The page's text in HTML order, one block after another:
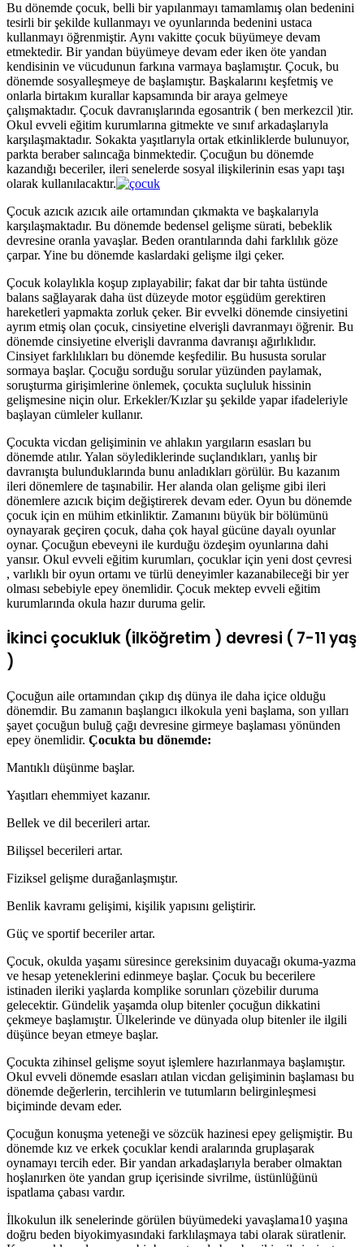
Bu dönemde çocuk, belli bir yapılanmayı tamamlamış olan bedenini
tesirli bir şekilde kullanmayı ve oyunlarında bedenini ustaca
kullanmayı öğrenmiştir. Aynı vakitte çocuk büyümeye devam
etmektedir. Bir yandan büyümeye devam eder iken öte yandan
kendisinin ve vücudunun farkına varmaya başlamıştır. Çocuk, bu
dönemde sosyalleşmeye de başlamıştır. Başkalarını keşfetmiş ve
onlarla birtakım kurallar kapsamında bir araya gelmeye
çalışmaktadır. Çocuk davranışlarında egosantrik ( ben merkezcil )tir.
Okul evveli eğitim kurumlarına gitmekte ve sınıf arkadaşlarıyla
karşılaşmaktadır. Sokakta yaşıtlarıyla ortak etkinliklerde bulunuyor,
parkta beraber salıncağa binmektedir. Çocuğun bu dönemde
kazandığı beceriler, ileri senelerde sosyal ilişkilerinin esas yapı taşı
olarak kullanılacaktır.
Çocuk azıcık azıcık aile ortamından çıkmakta ve başkalarıyla
karşılaşmaktadır. Bu dönemde bedensel gelişme sürati, bebeklik
devresine oranla yavaşlar. Beden orantılarında dahi farklılık göze
çarpar. Yine bu dönemde kaslardaki gelişme ilgi çeker.
Çocuk kolaylıkla koşup zıplayabilir; fakat dar bir tahta üstünde
balans sağlayarak daha üst düzeyde motor eşgüdüm gerektiren
hareketleri yapmakta zorluk çeker. Bir evvelki dönemde cinsiyetini
ayrım etmiş olan çocuk, cinsiyetine elverişli davranmayı öğrenir. Bu
dönemde cinsiyetine elverişli davranma davranışı ağırlıklıdır.
Cinsiyet farklılıkları bu dönemde keşfedilir. Bu hususta sorular
sormaya başlar. Çocuğu sorduğu sorular yüzünden paylamak,
soruşturma girişimlerine önlemek, çocukta suçluluk hissinin
gelişmesine niçin olur. Erkekler/Kızlar şu şekilde yapar ifadeleriyle
başlayan cümleler kullanır.
Çocukta vicdan gelişiminin ve ahlakın yargıların esasları bu
dönemde atılır. Yalan söylediklerinde suçlandıkları, yanlış bir
davranışta bulunduklarında bunu anladıkları görülür. Bu kazanım
ileri dönemlere de taşınabilir. Her alanda olan gelişme gibi ileri
dönemlere azıcık biçim değiştirerek devam eder. Oyun bu dönemde
çocuk için en mühim etkinliktir. Zamanını büyük bir bölümünü
oynayarak geçiren çocuk, daha çok hayal gücüne dayalı oyunlar
oynar. Çocuğun ebeveyni ile kurduğu özdeşim oyunlarına dahi
yansır. Okul evveli eğitim kurumları, çocuklar için yeni dost çevresi
, varlıklı bir oyun ortamı ve türlü deneyimler kazanabileceği bir yer
olması sebebiyle epey önemlidir. Çocuk mektep evveli eğitim
kurumlarında okula hazır duruma gelir.
İkinci çocukluk (ilköğretim ) devresi ( 7-11 yaş
)
Çocuğun aile ortamından çıkıp dış dünya ile daha içice olduğu
dönemdir. Bu zamanın başlangıcı ilkokula yeni başlama, son yılları
şayet çocuğun buluğ çağı devresine girmeye başlaması yönünden
epey önemlidir. Çocukta bu dönemde:
Mantıklı düşünme başlar.
Yaşıtları ehemmiyet kazanır.
Bellek ve dil becerileri artar.
Bilişsel becerileri artar.
Fiziksel gelişme durağanlaşmıştır.
Benlik kavramı gelişimi, kişilik yapısını geliştirir.
Güç ve sportif beceriler artar.
Çocuk, okulda yaşamı süresince gereksinim duyacağı okuma-yazma
ve hesap yeteneklerini edinmeye başlar. Çocuk bu becerilere
istinaden ileriki yaşlarda komplike sorunları çözebilir duruma
gelecektir. Gündelik yaşamda olup bitenler çocuğun dikkatini
çekmeye başlamıştır. Ülkelerinde ve dünyada olup bitenler ile ilgili
düşünce beyan etmeye başlar.
Çocukta zihinsel gelişme soyut işlemlere hazırlanmaya başlamıştır.
Okul evveli dönemde esasları atılan vicdan gelişiminin başlaması bu
dönemde değerlerin, tercihlerin ve tutumların belirginleşmesi
biçiminde devam eder.
Çocuğun konuşma yeteneği ve sözcük hazinesi epey gelişmiştir. Bu
dönemde kız ve erkek çocuklar kendi aralarında gruplaşarak
oynamayı tercih eder. Bir yandan arkadaşlarıyla beraber olmaktan
hoşlanırken öte yandan grup içerisinde sivrilme, üstünlüğünü
ispatlama çabası vardır.
İlkokulun ilk senelerinde görülen büyümedeki yavaşlama10 yaşına
doğru beden biyokimyasındaki farklılaşmaya tabi olarak süratlenir.